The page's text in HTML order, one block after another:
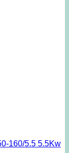
160/5.5 5.5Kw